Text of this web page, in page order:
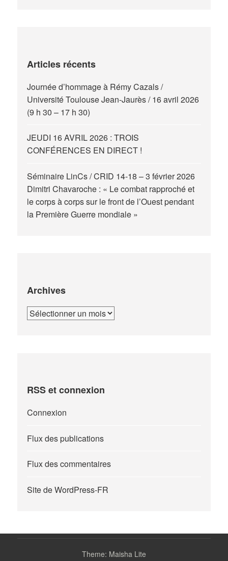
Articles récents
Journée d’hommage à Rémy Cazals /
Université Toulouse Jean-Jaurès / 16 avril 2026
(9 h 30 – 17 h 30)
JEUDI 16 AVRIL 2026 : TROIS
CONFÉRENCES EN DIRECT !
Séminaire LinCs / CRID 14-18 – 3 février 2026
Dimitri Chavaroche : « Le combat rapproché et
le corps à corps sur le front de l’Ouest pendant
la Première Guerre mondiale »
Archives
Archives
RSS et connexion
Connexion
Flux des publications
Flux des commentaires
Site de WordPress-FR
Theme: Maisha Lite